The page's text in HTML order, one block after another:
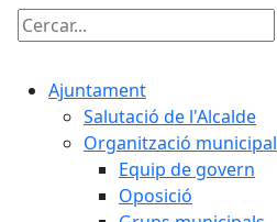
Cercar:
Ajuntament
Salutació de l'Alcalde
Organització municipal
Equip de govern
Oposició